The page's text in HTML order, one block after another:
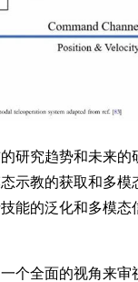
研究趋势和未来的
示教的获取和多模
能的泛化和多模态
个全面的视角来审